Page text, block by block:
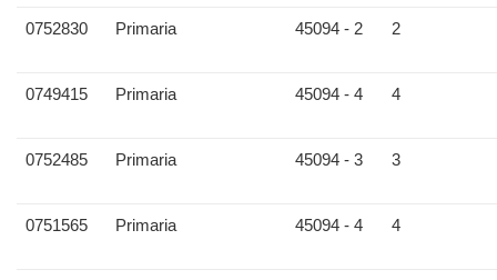
0752830 Primaria 45094 - 2 2
0749415 Primaria 45094 - 4 4
0752485 Primaria 45094 - 3 3
0751565 Primaria 45094 - 4 4